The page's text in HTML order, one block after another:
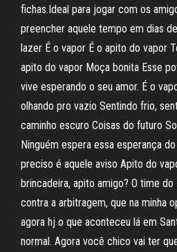
fichas.Ideal para jogar com os
preencher aquele tempo em dias
lazer É o vapor É o apito do vapor
apito do vapor Moça bonita Esse
vive esperando o seu amor. É o
olhando pro vazio Sentindo frio,
caminho escuro Coisas do futuro
Ninguém espera essa esperança
preciso é aquele aviso Apito do
brincadeira, apito amigo? O time
contra a arbitragem, que na minha
agora hj o que aconteceu lá em
normal. Agora você chico vai ter